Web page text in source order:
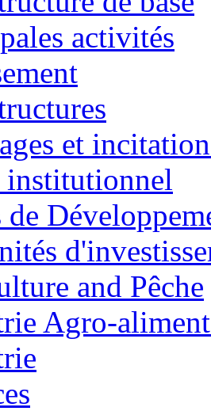
activités
et
institutionnel
de
and Pêche
Agro-